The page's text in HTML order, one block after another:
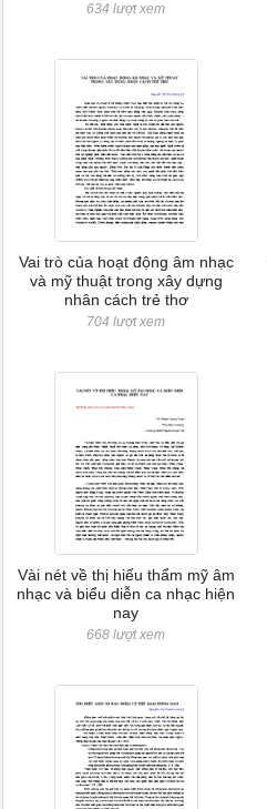
634 lượt xem
Vai trò của hoạt động âm nhạc
và mỹ thuật trong xây dựng
nhân cách trẻ thơ
704 lượt xem
Vài nét về thị hiếu thẩm mỹ âm
nhạc và biểu diễn ca nhạc hiện
nay
668 lượt xem